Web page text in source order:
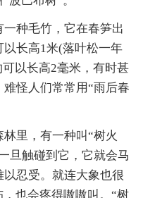
种毛竹，它在春笋出
长高1米(落叶松一年
以长高2毫米，有时甚
怪人们常常用“雨后春
里，有一种叫“树火
旦触碰到它，它就会马
以忍受。就连大象也很
也会疼得嗷嗷叫。“树